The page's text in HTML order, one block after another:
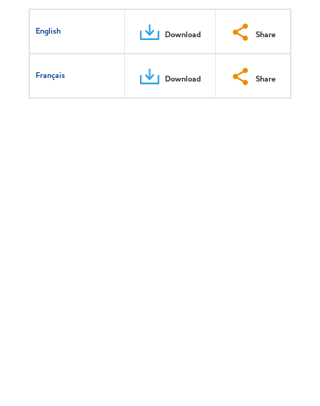
English Download Share
Français Download Share